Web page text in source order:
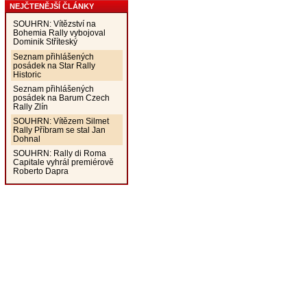
NEJČTENĚJŠÍ ČLÁNKY
SOUHRN: Vítězství na
Bohemia Rally vybojoval
Dominik Stříteský
Seznam přihlášených
posádek na Star Rally
Historic
Seznam přihlášených
posádek na Barum Czech
Rally Zlín
SOUHRN: Vítězem Silmet
Rally Příbram se stal Jan
Dohnal
SOUHRN: Rally di Roma
Capitale vyhrál premiérově
Roberto Dapra